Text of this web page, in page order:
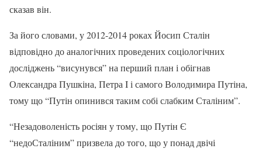
сказав він.
За його словами, у 2012-2014 роках Йосип Сталін
відповідно до аналогічних проведених соціологічних
досліджень “висунувся” на перший план і обігнав
Олександра Пушкіна, Петра I і самого Володимира Путіна,
тому що “Путін опинився таким собі слабким Сталіним”.
“Незадоволеність росіян у тому, що Путін Є
“недоСталіним” призвела до того, що у понад двічі